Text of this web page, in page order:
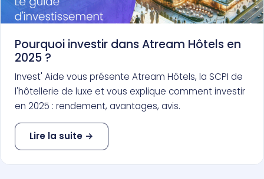
Pourquoi investir dans Atream Hôtels en
2025 ?
Invest' Aide vous présente Atream Hôtels, la SCPI de
l'hôtellerie de luxe et vous explique comment investir
en 2025 : rendement, avantages, avis.
Lire la suite →